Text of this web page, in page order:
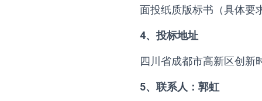
面投纸质版标书（具体要
4、投标地址
四川省成都市高新区创新
5、联系人：郭虹